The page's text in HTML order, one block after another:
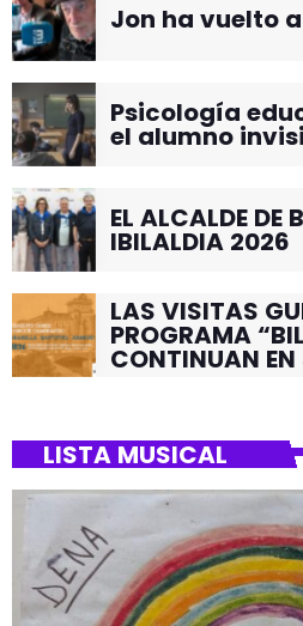
Jon ha vuelto
Psicología
el alumno
EL ALCALDE DE
IBILALDIA 2026
LAS VISITAS
PROGRAMA
CONTINUAN EN
LISTA MUSICAL